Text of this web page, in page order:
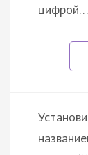
цифрой…